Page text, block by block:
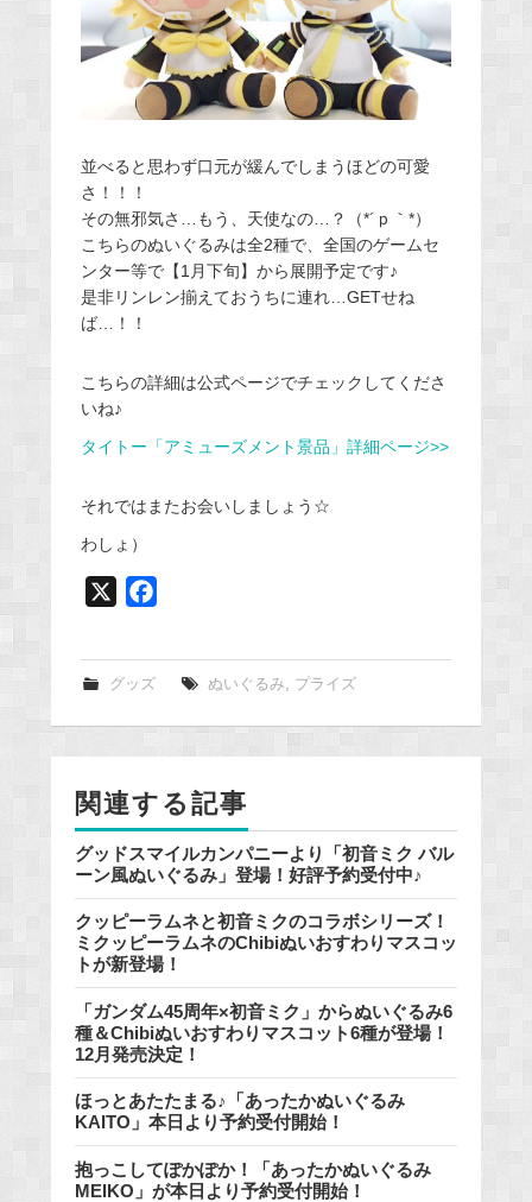
並べると思わず口元が緩んでしまうほどの可愛
さ！！！
その無邪気さ…もう、天使なの…？（*´ｐ｀*）
こちらのぬいぐるみは全2種で、全国のゲームセ
ンター等で【1月下旬】から展開予定です♪
是非リンレン揃えておうちに連れ…GETせね
ば…！！
こちらの詳細は公式ページでチェックしてくださ
いね♪
タイトー「アミューズメント景品」詳細ページ>>
それではまたお会いしましょう☆
わしょ）
k
グッズ ぬいぐるみ, プライズ
関連する記事
グッドスマイルカンパニーより「初音ミク バル
ーン風ぬいぐるみ」登場！好評予約受付中♪
クッピーラムネと初音ミクのコラボシリーズ！
ミクッピーラムネのChibiぬいおすわりマスコッ
トが新登場！
「ガンダム45周年×初音ミク」からぬいぐるみ6
種＆Chibiぬいおすわりマスコット6種が登場！
12月発売決定！
ほっとあたたまる♪「あったかぬいぐるみ
KAITO」本日より予約受付開始！
抱っこしてぽかぽか！「あったかぬいぐるみ
MEIKO」が本日より予約受付開始！